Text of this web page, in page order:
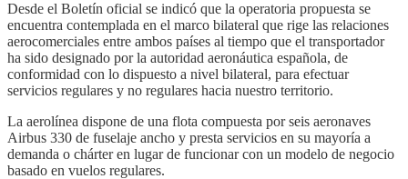
Desde el Boletín oficial se indicó que la operatoria propuesta se
encuentra contemplada en el marco bilateral que rige las relaciones
aerocomerciales entre ambos países al tiempo que el transportador
ha sido designado por la autoridad aeronáutica española, de
conformidad con lo dispuesto a nivel bilateral, para efectuar
servicios regulares y no regulares hacia nuestro territorio.
La aerolínea dispone de una flota compuesta por seis aeronaves
Airbus 330 de fuselaje ancho y presta servicios en su mayoría a
demanda o chárter en lugar de funcionar con un modelo de negocio
basado en vuelos regulares.